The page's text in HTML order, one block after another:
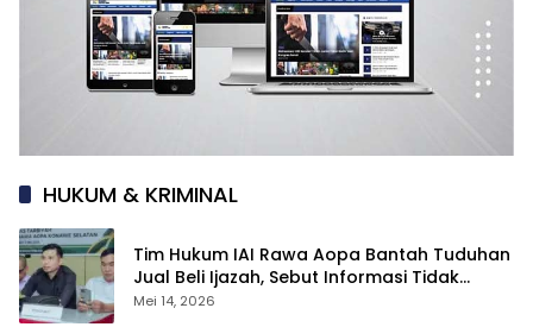
HUKUM & KRIMINAL
Tim Hukum IAI Rawa Aopa Bantah Tuduhan
Jual Beli Ijazah, Sebut Informasi Tidak
Berdasar
Mei 14, 2026